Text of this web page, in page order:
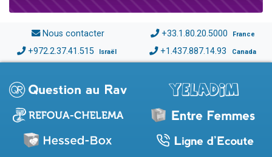
Nous contacter +33.1.80.20.5000 France
+972.2.37.41.515 Israël +1.437.887.14.93 Canada